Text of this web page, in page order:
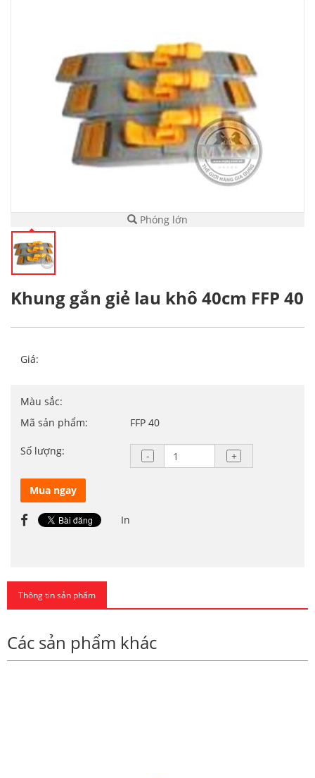
Phóng lớn
Khung gắn giẻ lau khô 40cm FFP 40
Giá:
Màu sắc:
Mã sản phẩm:
FFP 40
Số lượng:
Mua ngay
In
Thông tin sản phẩm
Các sản phẩm khác